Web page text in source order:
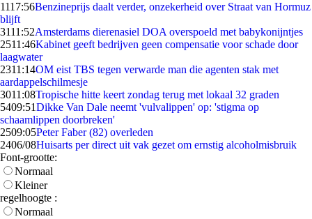
1117:56Benzineprijs daalt verder, onzekerheid over Straat van Hormuz
blijft
3111:52Amsterdams dierenasiel DOA overspoeld met babykonijntjes
2511:46Kabinet geeft bedrijven geen compensatie voor schade door
laagwater
2311:14OM eist TBS tegen verwarde man die agenten stak met
aardappelschilmesje
3011:08Tropische hitte keert zondag terug met lokaal 32 graden
5409:51Dikke Van Dale neemt 'vulvalippen' op: 'stigma op
schaamlippen doorbreken'
2509:05Peter Faber (82) overleden
2406/08Huisarts per direct uit vak gezet om ernstig alcoholmisbruik
Font-grootte:
Normaal
Kleiner
regelhoogte :
Normaal